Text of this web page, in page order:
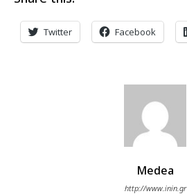
Twitter Facebook
Medea
http://www.inin.gr